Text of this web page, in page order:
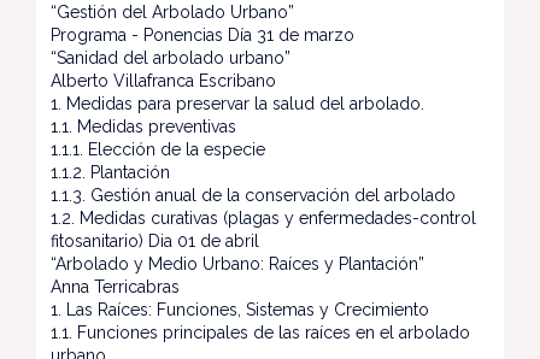
“Gestión del Arbolado Urbano”
Programa - Ponencias Día 31 de marzo
“Sanidad del arbolado urbano”
Alberto Villafranca Escribano
1. Medidas para preservar la salud del arbolado.
1.1. Medidas preventivas
1.1.1. Elección de la especie
1.1.2. Plantación
1.1.3. Gestión anual de la conservación del arbolado
1.2. Medidas curativas (plagas y enfermedades-control
fitosanitario) Dia 01 de abril
“Arbolado y Medio Urbano: Raíces y Plantación”
Anna Terricabras
1. Las Raíces: Funciones, Sistemas y Crecimiento
1.1. Funciones principales de las raíces en el arbolado
urbano.